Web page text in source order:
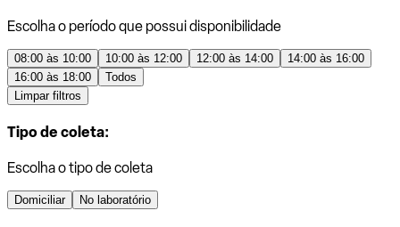
Escolha o período que possui disponibilidade
08:00 às 10:00 10:00 às 12:00 12:00 às 14:00
14:00 às 16:00
16:00 às 18:00
Todos
Limpar filtros
Tipo de coleta:
Escolha o tipo de coleta
Domiciliar No laboratório